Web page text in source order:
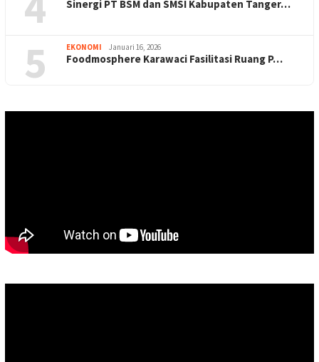
Sinergi PT BSM dan SMSI Kabupaten Tanger…
5 EKONOMI Januari 16, 2026
Foodmosphere Karawaci Fasilitasi Ruang P…